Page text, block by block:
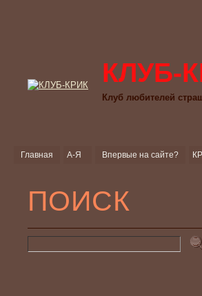
КЛУБ-
Клуб любителей
Главная А-Я Впервые на сайте?
ПОИСК